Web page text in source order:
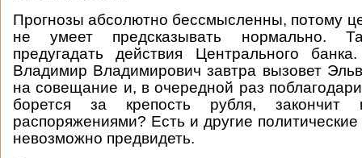
Прогнозы абсолютно бессмысленны, потому
не умеет предсказывать нормально.
предугадать действия Центрального
Владимир Владимирович завтра вызовет
на совещание и, в очередной раз
борется за крепость рубля, закончит
распоряжениями? Есть и другие
невозможно предвидеть.